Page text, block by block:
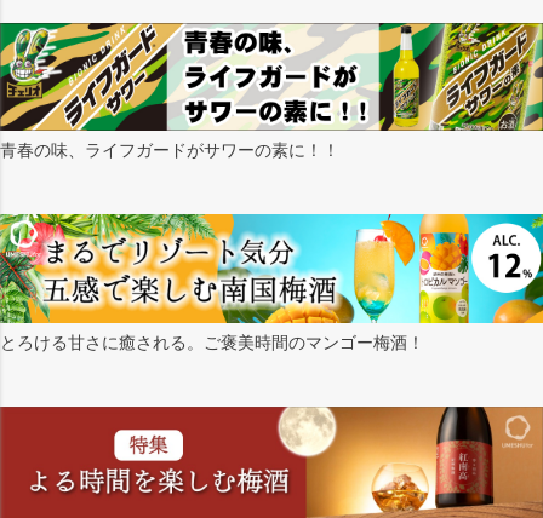
青春の味、ライフガードがサワーの素に！！
とろける甘さに癒される。ご褒美時間のマンゴー梅酒！